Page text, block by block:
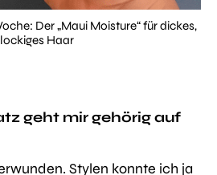
Der „Maui Moisture“ für dickes,
lockiges Haar
geht mir gehörig auf
Stylen konnte ich ja